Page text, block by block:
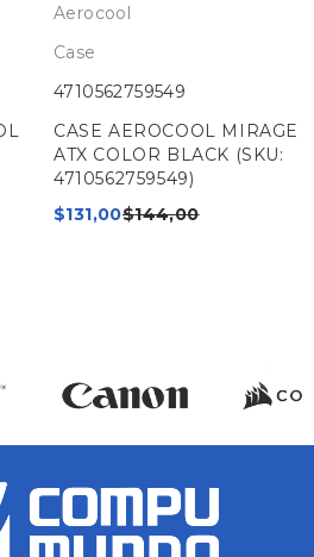
Aerocool
Case
4710562759549
CASE AEROCOOL MIRAGE
ATX COLOR BLACK (SKU:
4710562759549)
$144,00
$131,00